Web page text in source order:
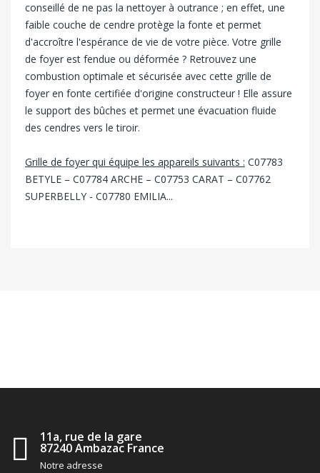
conseillé de ne pas la nettoyer à outrance ; en effet, une
faible couche de cendre protège la fonte et permet
d'accroître l'espérance de vie de votre pièce. Votre grille
de foyer est fendue ou déformée ? Retrouvez une
combustion optimale et sécurisée avec cette grille de
foyer en fonte certifiée d'origine constructeur ! Elle assure
le support des bûches et permet une évacuation fluide
des cendres vers le tiroir.
Grille de foyer qui équipe les appareils suivants : C07783
BETYLE – C07784 ARCHE – C07753 CARAT – C07762
SUPERBELLY - C07780 EMILIA...
11a, rue de la gare
87240 Ambazac France
Notre adresse